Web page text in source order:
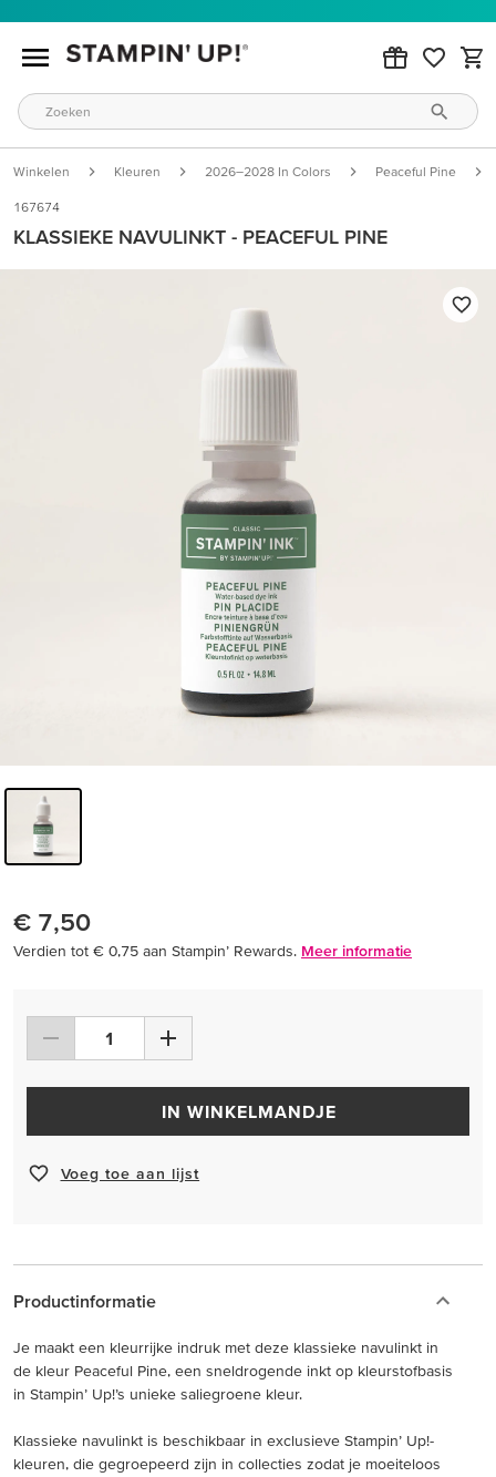
Winkelen Kleuren 2026–2028 In Colors Peaceful Pine
167674
KLASSIEKE NAVULINKT - PEACEFUL PINE
€ 7,50
Verdien tot € 0,75 aan Stampin’ Rewards. Meer informatie
IN WINKELMANDJE
Voeg toe aan lijst
Productinformatie
Je maakt een kleurrijke indruk met deze klassieke navulinkt in
de kleur Peaceful Pine, een sneldrogende inkt op kleurstofbasis
in Stampin’ Up!’s unieke saliegroene kleur.
Klassieke navulinkt is beschikbaar in exclusieve Stampin’ Up!-
kleuren, die gegroepeerd zijn in collecties zodat je moeiteloos